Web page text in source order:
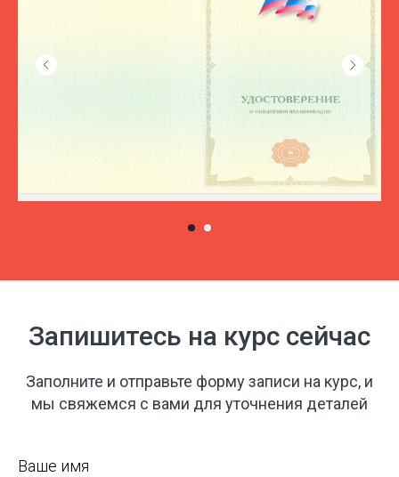
Запишитесь на курс сейчас
Заполните и отправьте форму записи на курс, и
мы свяжемся с вами для уточнения деталей
Ваше имя